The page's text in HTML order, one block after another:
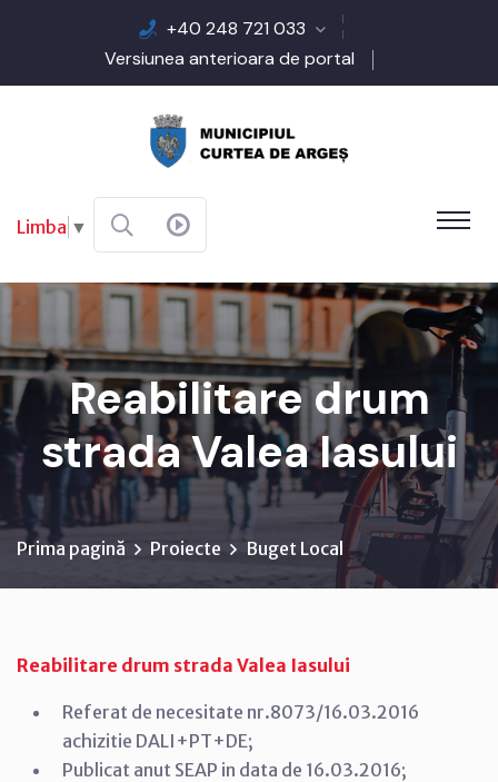
+40 248 721 033
Versiunea anterioara de portal
Limba ▼
Reabilitare drum
strada Valea Iasului
Prima pagină Proiecte Buget Local
Reabilitare drum strada Valea Iasului
Referat de necesitate nr.8073/16.03.2016
achizitie DALI+PT+DE;
Publicat anut SEAP in data de 16.03.2016;